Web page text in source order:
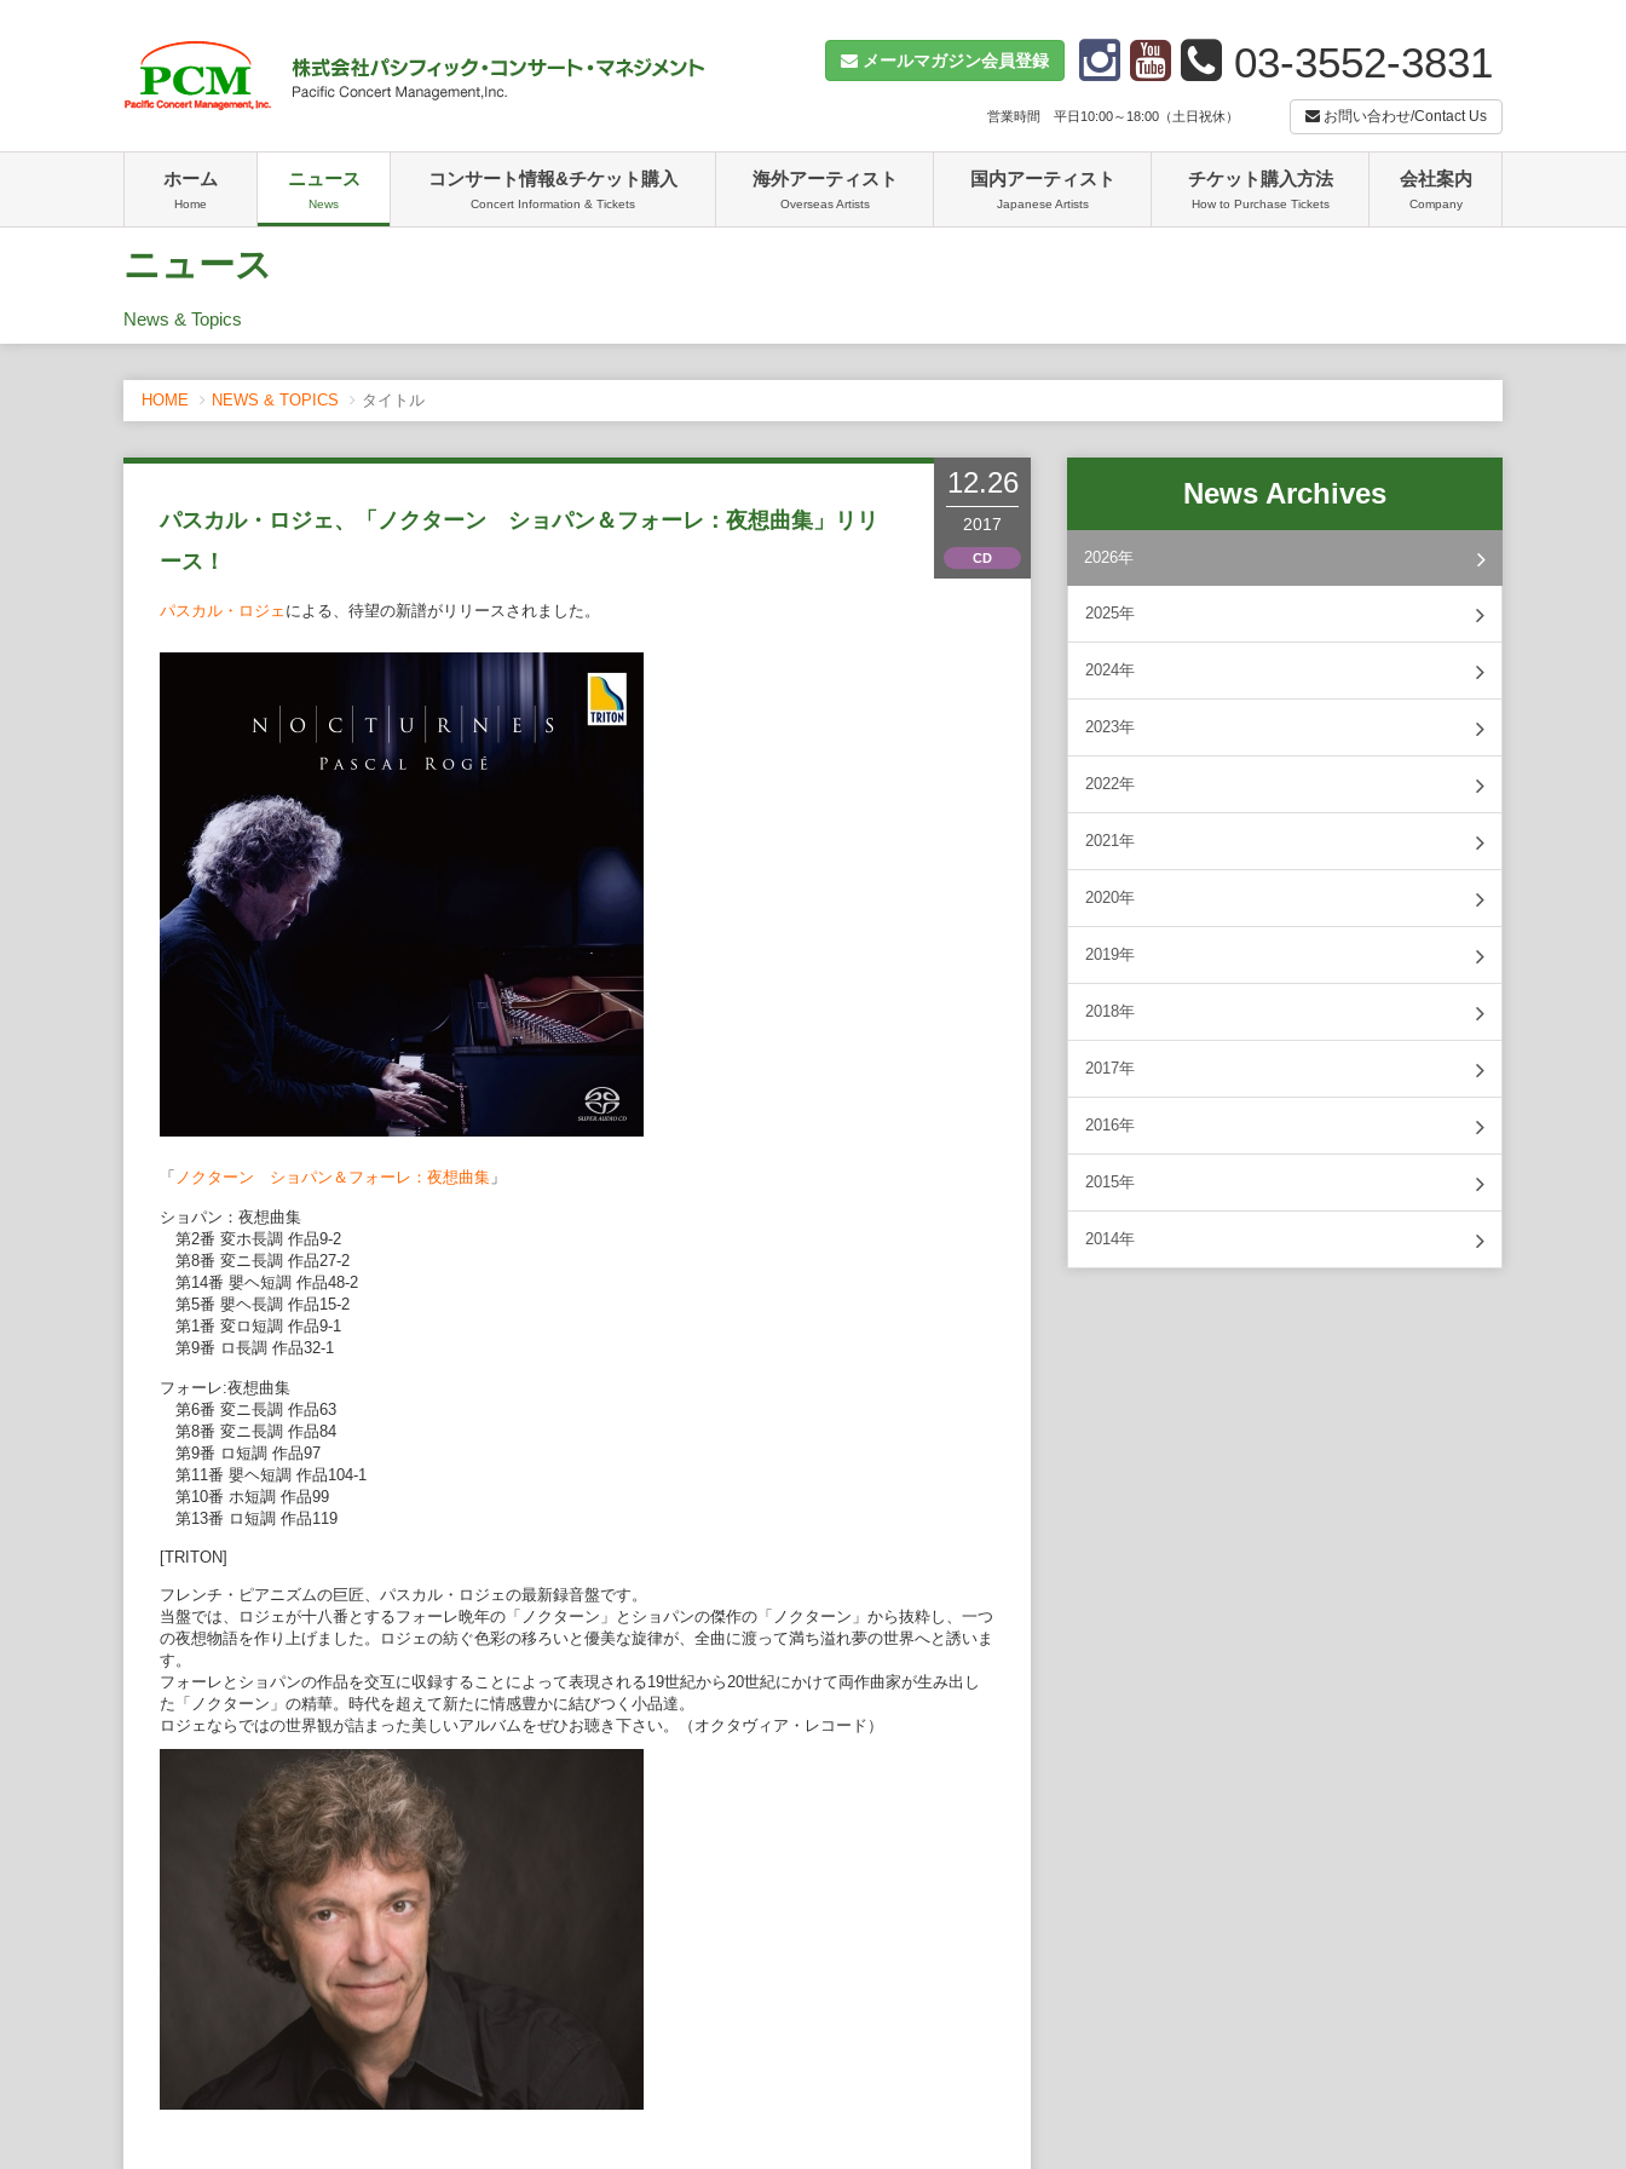
メールマガジン会員登録 03-3552-3831
営業時間 平日10:00～18:00（土日祝休） お問い合わせ/Contact Us
ホーム
Home
ニュース
News
コンサート情報&チケット購入
Concert Information & Tickets
海外アーティスト
Overseas Artists
国内アーティスト
Japanese Artists
チケット購入方法
How to Purchase Tickets
会社案内
Company
ニュース
News & Topics
HOME NEWS & TOPICS タイトル
12.26
2017
CD
パスカル・ロジェ、「ノクターン ショパン＆フォーレ：夜想曲集」リリ
ース！
パスカル・ロジェによる、待望の新譜がリリースされました。
「 ノクターン ショパン＆フォーレ：夜想曲集 」
ショパン：夜想曲集
第2番 変ホ長調 作品9-2
第8番 変ニ長調 作品27-2
第14番 嬰ヘ短調 作品48-2
第5番 嬰ヘ長調 作品15-2
第1番 変ロ短調 作品9-1
第9番 ロ長調 作品32-1
フォーレ:夜想曲集
第6番 変ニ長調 作品63
第8番 変ニ長調 作品84
第9番 ロ短調 作品97
第11番 嬰ヘ短調 作品104-1
第10番 ホ短調 作品99
第13番 ロ短調 作品119
[TRITON]
フレンチ・ピアニズムの巨匠、パスカル・ロジェの最新録音盤です。
当盤では、ロジェが十八番とするフォーレ晩年の「ノクターン」とショパンの傑作の「ノクターン」から抜粋し、一つ
の夜想物語を作り上げました。ロジェの紡ぐ色彩の移ろいと優美な旋律が、全曲に渡って満ち溢れ夢の世界へと誘いま
す。
フォーレとショパンの作品を交互に収録することによって表現される19世紀から20世紀にかけて両作曲家が生み出し
た「ノクターン」の精華。時代を超えて新たに情感豊かに結びつく小品達。
ロジェならではの世界観が詰まった美しいアルバムをぜひお聴き下さい。（オクタヴィア・レコード）
News Archives
2026年
2025年
2024年
2023年
2022年
2021年
2020年
2019年
2018年
2017年
2016年
2015年
2014年